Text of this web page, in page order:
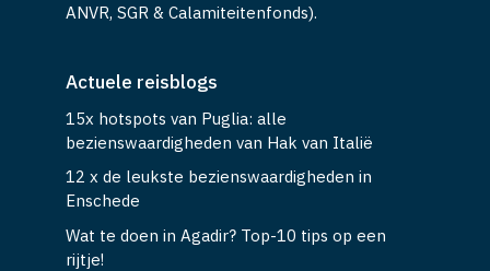
ANVR, SGR & Calamiteitenfonds).
Actuele reisblogs
15x hotspots van Puglia: alle
bezienswaardigheden van Hak van Italië
12 x de leukste bezienswaardigheden in
Enschede
Wat te doen in Agadir? Top-10 tips op een
rijtje!